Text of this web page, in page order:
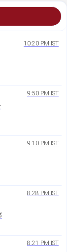
10:20 PM IST
9:50 PM IST
9:10 PM IST
8:28 PM IST
8:21 PM IST